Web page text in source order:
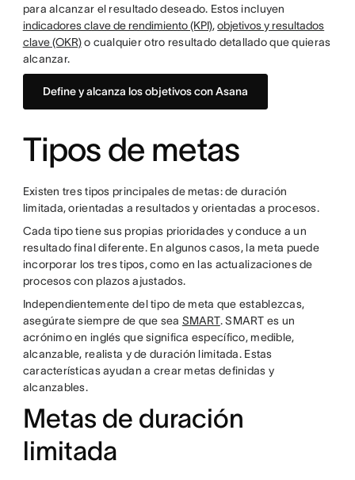
para alcanzar el resultado deseado. Estos incluyen
indicadores clave de rendimiento (KPI),objetivos y resultados
clave (OKR)o cualquier otro resultado detallado que quieras
alcanzar.
Define y alcanza los objetivos con Asana
Tipos de metas
Existen tres tipos principales de metas: de duración
limitada, orientadas a resultados y orientadas a procesos.
Cada tipo tiene sus propias prioridades y conduce a un
resultado final diferente. En algunos casos, la meta puede
incorporar los tres tipos, como en las actualizaciones de
procesos con plazos ajustados.
Independientemente del tipo de meta que establezcas,
asegúrate siempre de que sea SMART. SMART es un
acrónimo en inglés que significa específico, medible,
alcanzable, realista y de duración limitada. Estas
características ayudan a crear metas definidas y
alcanzables.
Metas de duración
limitada